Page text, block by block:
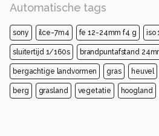
Automatische tags
sony ilce-7m4 fe 12-24mm f4 g iso
sluitertijd 1/160s brandpuntafstand
bergachtige landvormen gras heuvel
berg grasland vegetatie hoogland